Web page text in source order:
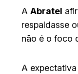
A Abratel
respaldasse
não é o foco
A expectativa